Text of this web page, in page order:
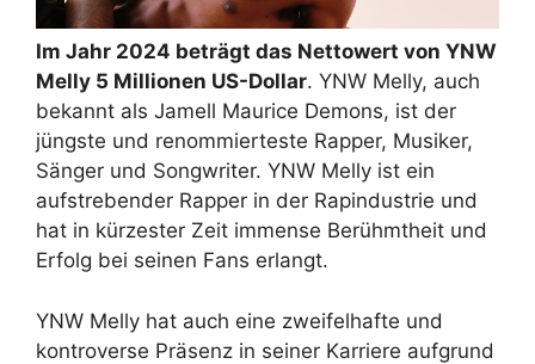
Im Jahr 2024 beträgt das Nettowert von YNW
Melly 5 Millionen US-Dollar. YNW Melly, auch
bekannt als Jamell Maurice Demons, ist der
jüngste und renommierteste Rapper, Musiker,
Sänger und Songwriter. YNW Melly ist ein
aufstrebender Rapper in der Rapindustrie und
hat in kürzester Zeit immense Berühmtheit und
Erfolg bei seinen Fans erlangt.
YNW Melly hat auch eine zweifelhafte und
kontroverse Präsenz in seiner Karriere aufgrund